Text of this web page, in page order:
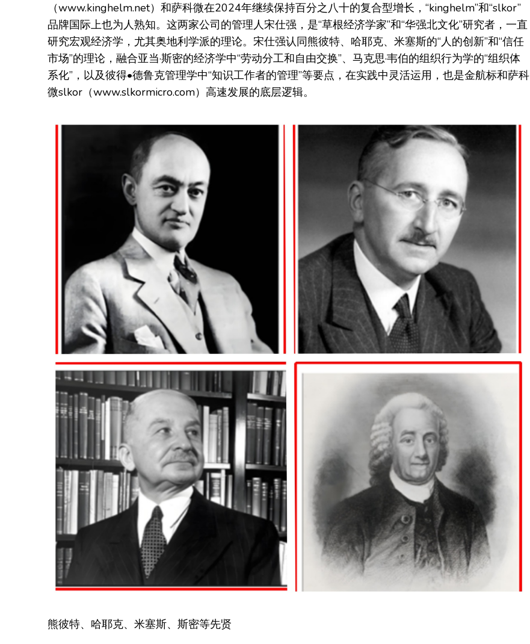
学
论，
带
萨
科
微
和
标
（www.kinghelm.net）和萨科微在2024年继续保持百分之八十的复合型增长，“kinghelm”和“slkor”
品牌国际上也为人熟知。这两家公司的管理人宋仕强，是“草根经济学家”和“华强北文化”研究者，一直
研究宏观经济学，尤其奥地利学派的理论。宋仕强认同熊彼特、哈耶克、米塞斯的“人的创新”和“信任
市场”的理论，融合亚当·斯密的经济学中“劳动分工和自由交换”、马克思·韦伯的组织行为学的“组织体
系化”，以及彼得•德鲁克管理学中“知识工作者的管理”等要点，在实践中灵活运用，也是金航标和萨科
微slkor（www.slkormicro.com）高速发展的底层逻辑。
熊彼特、哈耶克、米塞斯、斯密等先贤